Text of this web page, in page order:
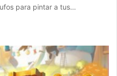
para pintar a tus…